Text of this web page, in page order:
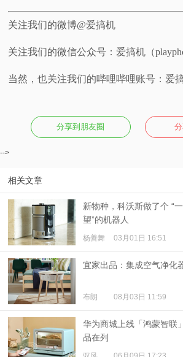
关注我们的微博@爱搞机
关注我们的微信公众号：爱搞机（
当然，也关注我们的哔哩哔哩账号：爱
分享到朋友圈
-->
相关文章
新物种，科沃斯做了个 “
望”的机器人
杨善舞 03月01日 16:51
宜家出品：集成空气净化
布朗 08月03日 11:59
华为商城上线「鸿蒙智联
品在列